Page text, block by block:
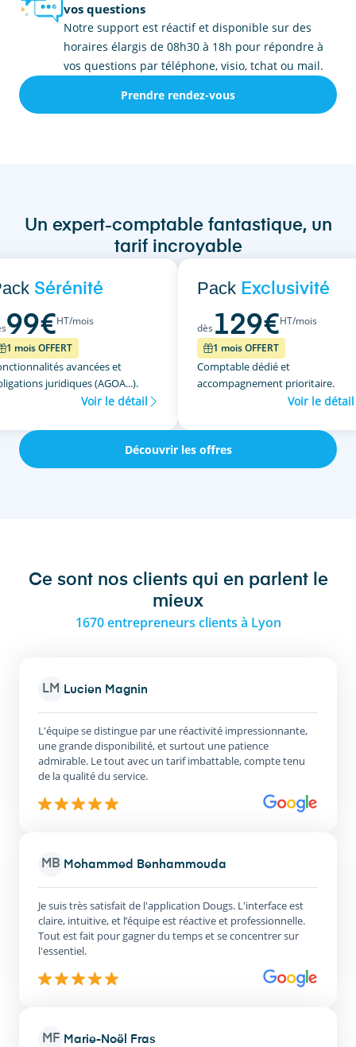
vos questions
Notre support est réactif et disponible sur des
horaires élargis de 08h30 à 18h pour répondre à
vos questions par téléphone, visio, tchat ou mail.
Prendre rendez-vous
Un expert-comptable fantastique, un
tarif incroyable
Sérénité
99€HT/mois
1 mois OFFERT
avancées et
juridiques (AGOA...).
Voir le détail
Pack Exclusivité
dès 129€HT/mois
1 mois OFFERT
Comptable dédié et
accompagnement prioritaire.
Voir le détail
Découvrir les offres
Ce sont nos clients qui en parlent le
mieux
1670 entrepreneurs clients à Lyon
LM Lucien Magnin
L'équipe se distingue par une réactivité impressionnante,
une grande disponibilité, et surtout une patience
admirable. Le tout avec un tarif imbattable, compte tenu
de la qualité du service.
MB Mohammed Benhammouda
Je suis très satisfait de l'application Dougs. L'interface est
claire, intuitive, et l’équipe est réactive et professionnelle.
Tout est fait pour gagner du temps et se concentrer sur
l'essentiel.
MF Marie-Noël Fras